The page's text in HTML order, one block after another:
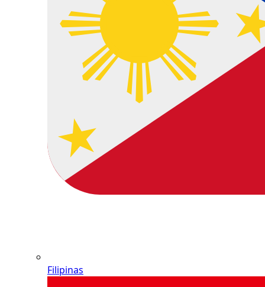
Filipinas